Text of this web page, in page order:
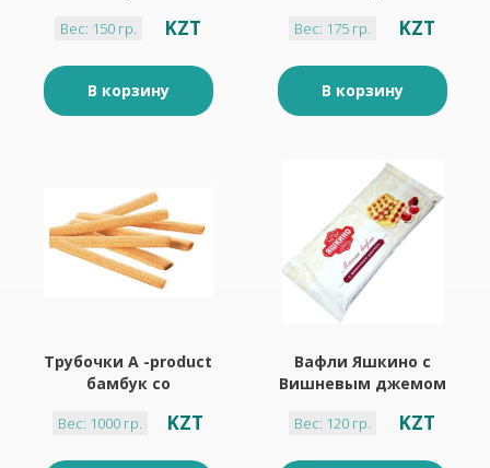
Вес: 150 гр. KZT
В корзину
Вес: 175 гр. KZT
В корзину
Трубочки A -product
бамбук со
Вес: 1000 гр. KZT
Вафли Яшкино с
Вишневым джемом
Вес: 120 гр. KZT